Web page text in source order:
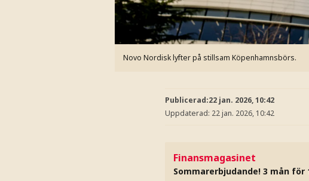
Novo Nordisk lyfter på stillsam Köpenhamnsbörs.
Publicerad:22 jan. 2026, 10:42
Uppdaterad: 22 jan. 2026, 10:42
Finansmagasinet
Sommarerbjudande! 3 mån för